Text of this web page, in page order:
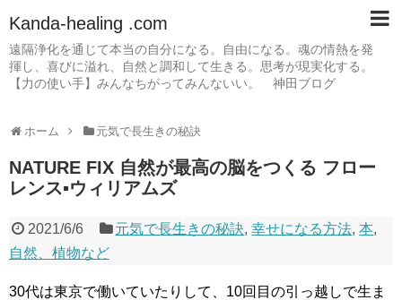
Kanda-healing .com
遠隔浄化を通じて本当の自分になる。自由になる。魂の情熱を発
揮し、喜びに溢れ、自然と調和して生きる。思考が現実化する。
【力の使い手】みんなちがってみんないい。 神田ブログ
ホーム 元気で長生きの秘訣
NATURE FIX 自然が最高の脳をつくる フロー
レンス▪ウィリアムズ
2021/6/6 元気で長生きの秘訣,幸せになる方法,本,
自然、植物など
30代は東京で働いていたりして、10回目の引っ越しで生ま